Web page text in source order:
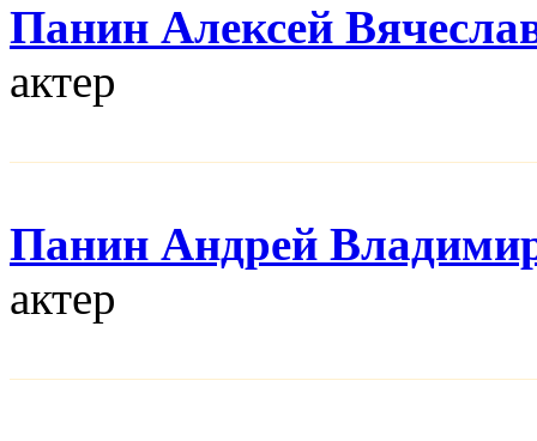
Панин Алексей
актер
Панин Андрей
актер